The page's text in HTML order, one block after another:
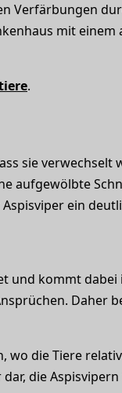
Verfärbungen
mit
.
sie verwechselt
aufgewölbte
ein
und kommt
Daher
wo die Tiere
die